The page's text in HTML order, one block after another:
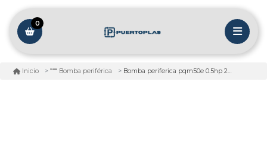
0
Inicio Bomba periférica Bomba periferica pqm50e 0.5hp 220v